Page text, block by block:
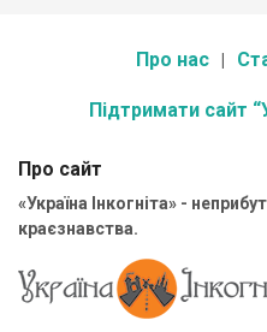
Про нас
Підтримати сайт
Про сайт
«Україна Інкогніта» -
краєзнавства.